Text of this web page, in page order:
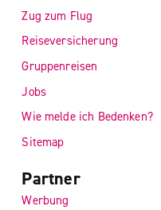
Zug zum Flug
Reiseversicherung
Gruppenreisen
Jobs
Wie melde ich Bedenken?
Sitemap
Partner
Werbung